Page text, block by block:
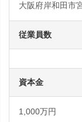
大阪府岸和田市
従業員数
資本金
1,000万円